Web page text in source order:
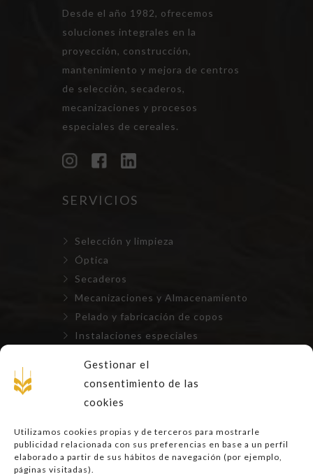
Gestionar el
consentimiento de las
cookies
Utilizamos cookies propias y de terceros para mostrarle
publicidad relacionada con sus preferencias en base a un perfil
elaborado a partir de sus hábitos de navegación (por ejemplo,
páginas visitadas).
Desde el año 1982, ofrecemos
soluciones integrales en la
proyección, construcción,
mantenimiento y mejora de centros
de selección, secaderos,
mecanizaciones y procesos
especiales de cereales.
SERVICIOS
Selección y limpieza
Óptica
Secaderos
Mecanizaciones y Almacenamiento
Pelado y fabricación de copos
Instalaciones especiales
Aviso Legal